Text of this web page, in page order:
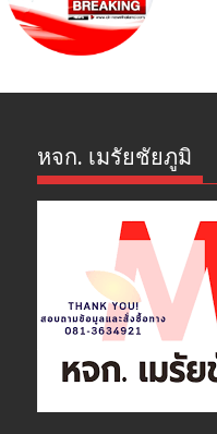
หจก. เมรัยชัยภูมิ